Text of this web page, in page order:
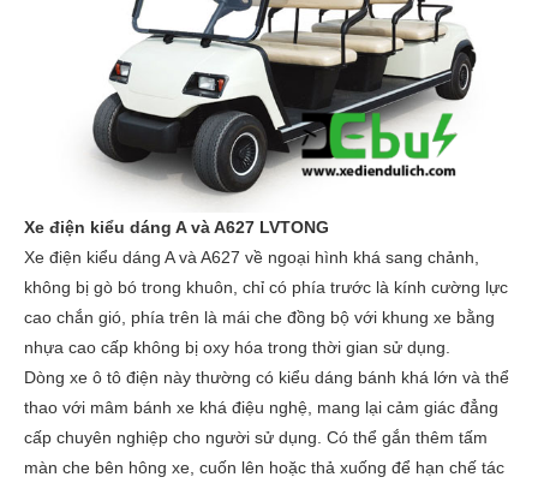
Xe điện kiểu dáng A và A627 LVTONG
Xe điện kiểu dáng A và A627 về ngoại hình khá sang chảnh,
không bị gò bó trong khuôn, chỉ có phía trước là kính cường lực
cao chắn gió, phía trên là mái che đồng bộ với khung xe bằng
nhựa cao cấp không bị oxy hóa trong thời gian sử dụng.
Dòng xe ô tô điện này thường có kiểu dáng bánh khá lớn và thể
thao với mâm bánh xe khá điệu nghệ, mang lại cảm giác đẳng
cấp chuyên nghiệp cho người sử dụng. Có thể gắn thêm tấm
màn che bên hông xe, cuốn lên hoặc thả xuống để hạn chế tác